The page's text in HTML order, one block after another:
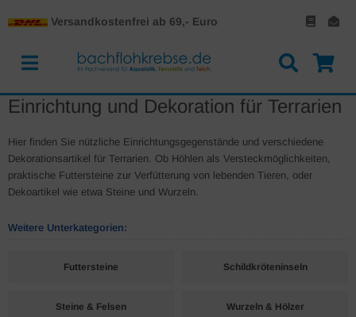
Versandkostenfrei ab 69,- Euro
Einrichtung und Dekoration für Terrarien
Hier finden Sie nützliche Einrichtungsgegenstände und verschiedene
Dekorationsartikel für Terrarien. Ob Höhlen als Versteckmöglichkeiten,
praktische Futtersteine zur Verfütterung von lebenden Tieren, oder
Dekoartikel wie etwa Steine und Wurzeln.
Weitere Unterkategorien:
Futtersteine Schildkröteninseln
Steine & Felsen Wurzeln & Hölzer